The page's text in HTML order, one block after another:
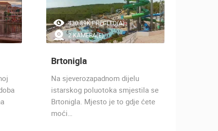
430.89K PREGLED(A)
2 KAMERA(E)
Brtonigla
Na sjeverozapadnom dijelu
istarskog poluotoka smjestila se
Brtonigla. Mjesto je to gdje ćete
moći…